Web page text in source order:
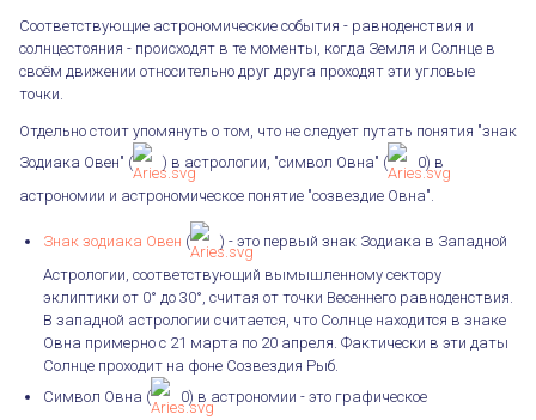
Соответствующие астрономические события - равноденствия и
солнцестояния - происходят в те моменты, когда Земля и Солнце в
своём движении относительно друг друга проходят эти угловые
точки.
Отдельно стоит упомянуть о том, что не следует путать понятия "знак
Зодиака Овен" (
) в астрологии, "символ Овна" (
0) в
астрономии и астрономическое понятие "созвездие Овна".
Знак зодиака Овен (
) - это первый знак Зодиака в Западной
Астрологии, соответствующий вымышленному сектору
эклиптики от 0° до 30°, считая от точки Весеннего равноденствия.
В западной астрологии считается, что Солнце находится в знаке
Овна примерно с 21 марта по 20 апреля. Фактически в эти даты
Солнце проходит на фоне Созвездия Рыб.
Символ Овна (
0) в астрономии - это графическое